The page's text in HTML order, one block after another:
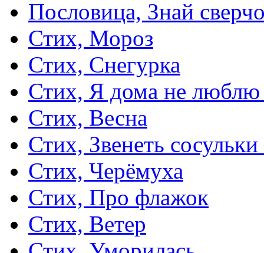
Пословица, Знай
Стих, Мороз
Стих, Снегурка
Стих, Я дома не люблю
Стих, Весна
Стих, Звенеть сосульки
Стих, Черёмуха
Стих, Про флажок
Стих, Ветер